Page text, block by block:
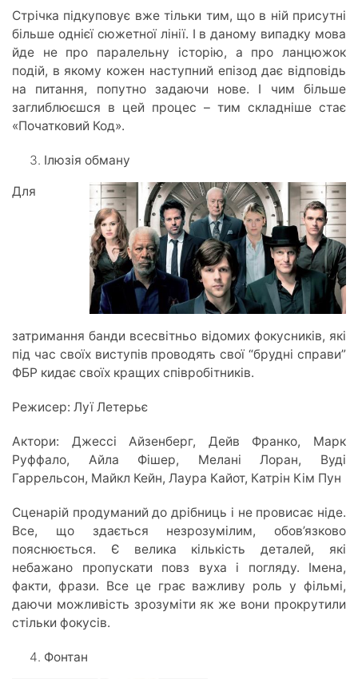
Стрічка підкуповує вже тільки тим, що в ній присутні
більше однієї сюжетної лінії. І в даному випадку мова
йде не про паралельну історію, а про ланцюжок
подій, в якому кожен наступний епізод дає відповідь
на питання, попутно задаючи нове. І чим більше
заглиблюєшся в цей процес – тим складніше стає
«Початковий Код».
Ілюзія обману
Для
затримання банди всесвітньо відомих фокусників, які
під час своїх виступів проводять свої “брудні справи”
ФБР кидає своїх кращих співробітників.
Режисер: Луї Летерьє
Актори: Джессі Айзенберг, Дейв Франко, Марк
Руффало, Айла Фішер, Мелані Лоран, Вуді
Гаррельсон, Майкл Кейн, Лаура Кайот, Катрін Кім Пун
Сценарій продуманий до дрібниць і не провисає ніде.
Все, що здається незрозумілим, обов’язково
пояснюється. Є велика кількість деталей, які
небажано пропускати повз вуха і погляду. Імена,
факти, фрази. Все це грає важливу роль у фільмі,
даючи можливість зрозуміти як же вони прокрутили
стільки фокусів.
Фонтан